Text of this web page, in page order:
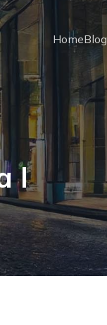
HomeBlog
I